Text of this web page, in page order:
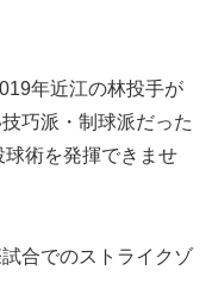
年近江の林投手が
巧派・制球派だった
術を発揮できませ
合でのストライクゾ